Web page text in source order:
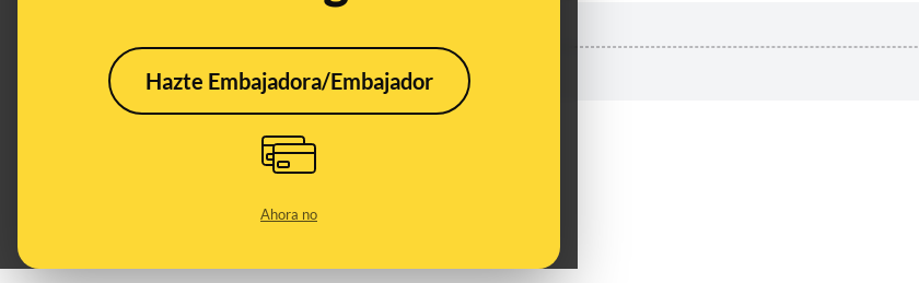
Hazte Embajadora/Embajador
Ahora no
#Otros